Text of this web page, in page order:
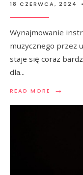
18 CZERWCA, 2024 •
Wynajmowanie
muzycznego przez
staje się coraz
dla...
READ MORE →